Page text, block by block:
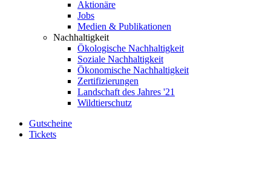
Aktionäre
Jobs
Medien & Publikationen
Nachhaltigkeit
Ökologische Nachhaltigkeit
Soziale Nachhaltigkeit
Ökonomische Nachhaltigkeit
Zertifizierungen
Landschaft des Jahres '21
Wildtierschutz
Gutscheine
Tickets